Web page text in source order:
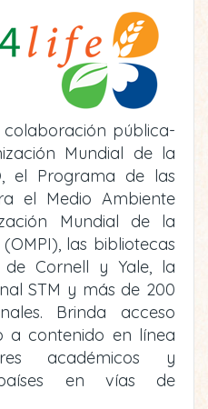
colaboración pública-
Mundial de la
el Programa de las
el Medio Ambiente
Mundial de la
las bibliotecas
de Cornell y Yale, la
STM y más de 200
Brinda acceso
contenido en línea
académicos y
en vías de